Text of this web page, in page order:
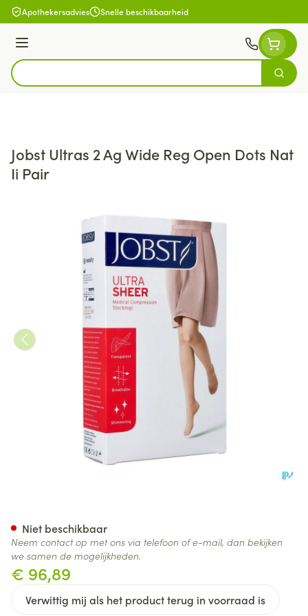
Ga naar de inhoud
Apothekersadvies Snelle beschikbaarheid
Menu
Product, merk, categorie...
Zoek
Jobst Ultras 2 Ag Wide Reg Open Dots Nat
Ii Pair
€ 96,89
Verwittig mij als het product terug in voorraad is
Niet beschikbaar
Neem contact op met ons via telefoon of e-mail, dan bekijken
we samen de mogelijkheden.